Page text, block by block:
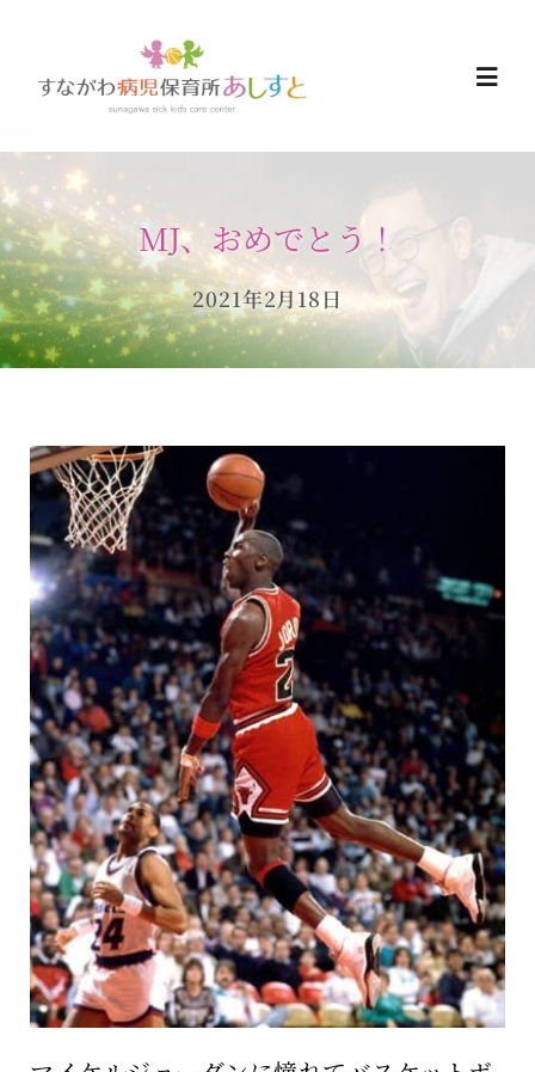
content
HOME
お知らせ
ご予約について
当日の過ごし方
保育所のご案内
ボヤキ100%
MJ、おめでとう！
2021年2月18日